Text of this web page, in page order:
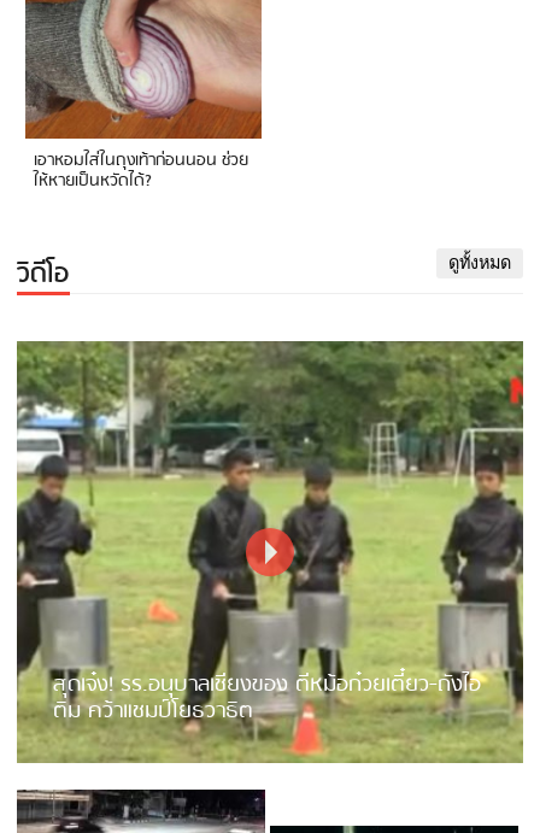
เอาหอมใส่ในถุงเท้าก่อนนอน ช่วย
ให้หายเป็นหวัดได้?
วิดีโอ ดูทั้งหมด
สุดเจ๋ง! รร.อนุบาลเชียงของ ตีหม้อก๋วยเตี๋ยว-ถังไอ
ติม คว้าแชมป์โยธวาธิต